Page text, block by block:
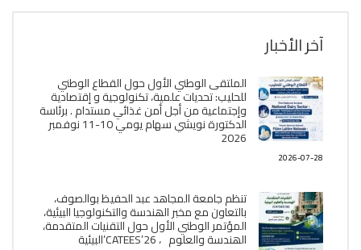
آخر الأخبار
الملتقى الوطني الأول حول القطاع الوطني
للحليب: تحديات علمية، تكنولوجية و إقتصادية
وإجتماعية من أجل أمن غذائي مستدام . برئاسة
الدكتورة نويشي سهام يومي 10-11 نوفمبر
2026
2026-07-28
تنظم جامعة المجاهد عبد الحفيظ بوالصوف،
بالتعاون مع مخبر الھندسة والتكنولوجيا البیئیة،
المؤتمر الوطني الأول حول التقنيات المتقدمة،
الھندسة والعلوم ، CATEES’26’البیئية